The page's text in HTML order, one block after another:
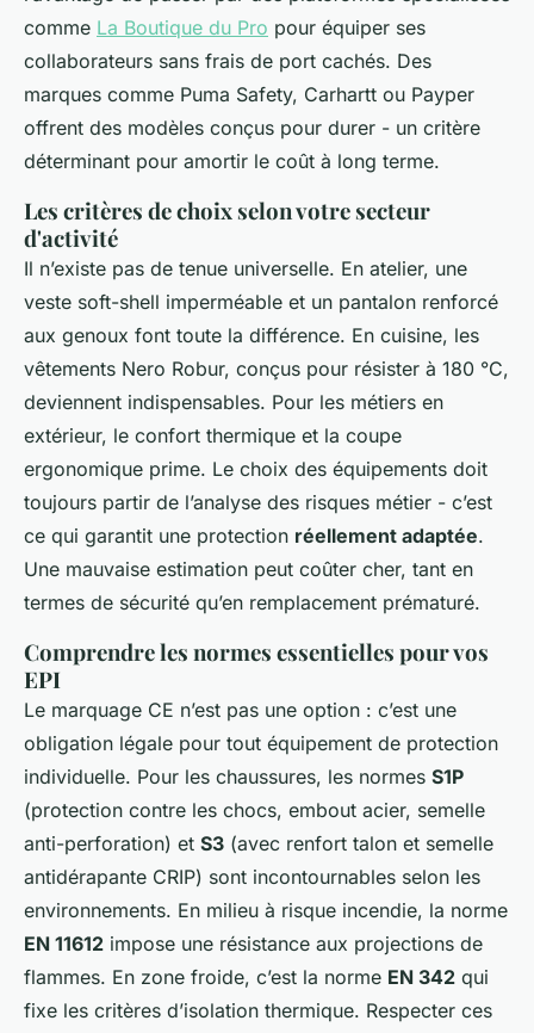
comme La Boutique du Pro pour équiper ses
collaborateurs sans frais de port cachés. Des
marques comme Puma Safety, Carhartt ou Payper
offrent des modèles conçus pour durer - un critère
déterminant pour amortir le coût à long terme.
Les critères de choix selon votre secteur
d'activité
Il n’existe pas de tenue universelle. En atelier, une
veste soft-shell imperméable et un pantalon renforcé
aux genoux font toute la différence. En cuisine, les
vêtements Nero Robur, conçus pour résister à 180 °C,
deviennent indispensables. Pour les métiers en
extérieur, le confort thermique et la coupe
ergonomique prime. Le choix des équipements doit
toujours partir de l’analyse des risques métier - c’est
ce qui garantit une protection réellement adaptée.
Une mauvaise estimation peut coûter cher, tant en
termes de sécurité qu’en remplacement prématuré.
Comprendre les normes essentielles pour vos
EPI
Le marquage CE n’est pas une option : c’est une
obligation légale pour tout équipement de protection
individuelle. Pour les chaussures, les normes S1P
(protection contre les chocs, embout acier, semelle
anti-perforation) et S3 (avec renfort talon et semelle
antidérapante CRIP) sont incontournables selon les
environnements. En milieu à risque incendie, la norme
EN 11612 impose une résistance aux projections de
flammes. En zone froide, c’est la norme EN 342 qui
fixe les critères d’isolation thermique. Respecter ces